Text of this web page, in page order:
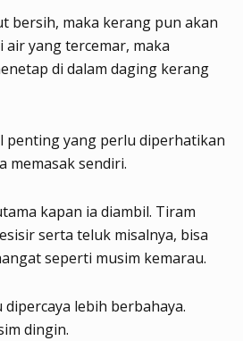
bersih, maka kerang pun akan
yang tercemar, maka
di dalam daging kerang
penting yang perlu diperhatikan
memasak sendiri.
kapan ia diambil. Tiram
serta teluk misalnya, bisa
seperti musim kemarau.
lebih berbahaya.
dingin.